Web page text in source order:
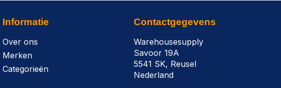
Informatie
Over ons
Merken
Categorieën
Contactgegevens
Warehousesupply
Savoor 19A
5541 SK, Reusel
Nederland